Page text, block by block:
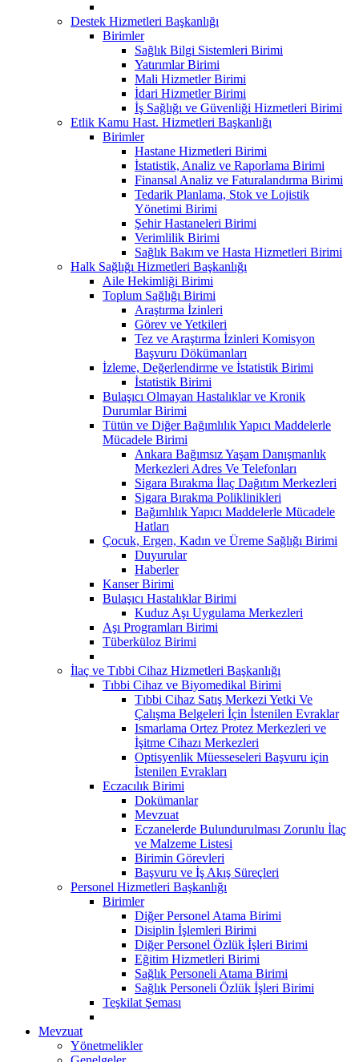
Destek Hizmetleri Başkanlığı
Birimler
Sağlık Bilgi Sistemleri Birimi
Yatırımlar Birimi
Mali Hizmetler Birimi
İdari Hizmetler Birimi
İş Sağlığı ve Güvenliği Hizmetleri Birimi
Etlik Kamu Hast. Hizmetleri Başkanlığı
Birimler
Hastane Hizmetleri Birimi
İstatistik, Analiz ve Raporlama Birimi
Finansal Analiz ve Faturalandırma Birimi
Tedarik Planlama, Stok ve Lojistik
Yönetimi Birimi
Şehir Hastaneleri Birimi
Verimlilik Birimi
Sağlık Bakım ve Hasta Hizmetleri Birimi
Halk Sağlığı Hizmetleri Başkanlığı
Aile Hekimliği Birimi
Toplum Sağlığı Birimi
Araştırma İzinleri
Görev ve Yetkileri
Tez ve Araştırma İzinleri Komisyon
Başvuru Dökümanları
İzleme, Değerlendirme ve İstatistik Birimi
İstatistik Birimi
Bulaşıcı Olmayan Hastalıklar ve Kronik
Durumlar Birimi
Tütün ve Diğer Bağımlılık Yapıcı Maddelerle
Mücadele Birimi
Ankara Bağımsız Yaşam Danışmanlık
Merkezleri Adres Ve Telefonları
Sigara Bırakma İlaç Dağıtım Merkezleri
Sigara Bırakma Poliklinikleri
Bağımlılık Yapıcı Maddelerle Mücadele
Hatları
Çocuk, Ergen, Kadın ve Üreme Sağlığı Birimi
Duyurular
Haberler
Kanser Birimi
Bulaşıcı Hastalıklar Birimi
Kuduz Aşı Uygulama Merkezleri
Aşı Programları Birimi
Tüberküloz Birimi
İlaç ve Tıbbi Cihaz Hizmetleri Başkanlığı
Tıbbi Cihaz ve Biyomedikal Birimi
Tıbbi Cihaz Satış Merkezi Yetki Ve
Çalışma Belgeleri İçin İstenilen Evraklar
Ismarlama Ortez Protez Merkezleri ve
İşitme Cihazı Merkezleri
Optisyenlik Müesseseleri Başvuru için
İstenilen Evrakları
Eczacılık Birimi
Dokümanlar
Mevzuat
Eczanelerde Bulundurulması Zorunlu İlaç
ve Malzeme Listesi
Birimin Görevleri
Başvuru ve İş Akış Süreçleri
Personel Hizmetleri Başkanlığı
Birimler
Diğer Personel Atama Birimi
Disiplin İşlemleri Birimi
Diğer Personel Özlük İşleri Birimi
Eğitim Hizmetleri Birimi
Sağlık Personeli Atama Birimi
Sağlık Personeli Özlük İşleri Birimi
Teşkilat Şeması
Mevzuat
Yönetmelikler